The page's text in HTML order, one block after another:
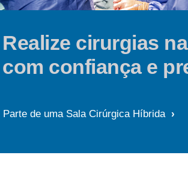
Realize cirurgias
com confiança e
Parte de uma Sala Cirúrgica Híbrida